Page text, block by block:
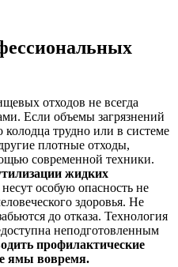
отходов не всегда
Если объемы загрязнений
трудно или в системе
плотные отходы,
современной техники.
жидких
особую опасность не
здоровья. Не
до отказа. Технология
неподготовленным
профилактические
ямы вовремя.